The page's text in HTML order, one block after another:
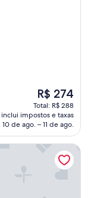
O
preço
é
de
R$ 274
R$ 274
Total: R$ 288
inclui impostos e taxas
10 de ago. – 11 de ago.